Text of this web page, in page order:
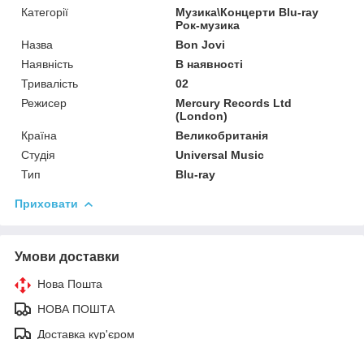
Категорії
Музика\Концерти Blu-ray
Рок-музика
Назва
Bon Jovi
Наявність
В наявності
Тривалість
02
Режисер
Mercury Records Ltd
(London)
Країна
Великобританія
Студія
Universal Music
Тип
Blu-ray
Приховати
Умови доставки
Нова Пошта
НОВА ПОШТА
Доставка кур'єром